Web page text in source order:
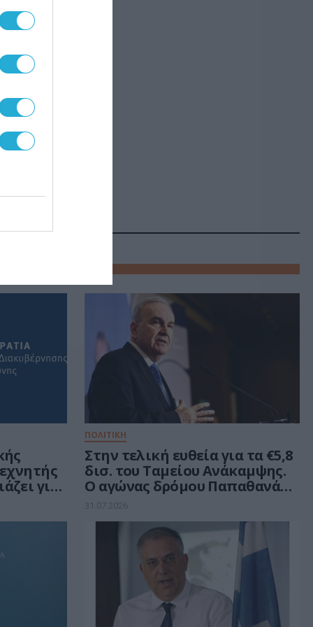
ενώ
για
ΠΟΛΙΤΙΚΗ
Στην τελική ευθεία για τα €5,8
δισ. του Ταμείου Ανάκαμψης.
Ο αγώνας δρόμου Παπαθανάση
και το μήνυμα Μαξίμου στους
υπουργούς
31.07.2026